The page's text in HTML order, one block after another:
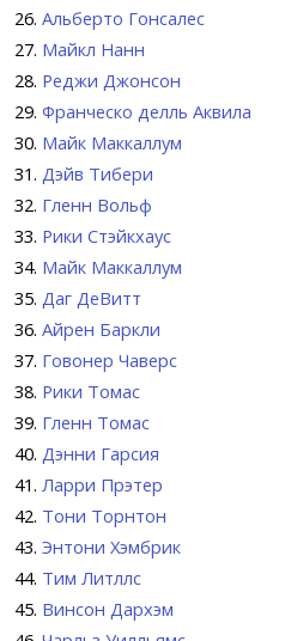
Альберто Гонсалес
Майкл Нанн
Реджи Джонсон
Франческо делль Аквила
Майк Маккаллум
Дэйв Тибери
Гленн Вольф
Рики Стэйкхаус
Майк Маккаллум
Даг ДеВитт
Айрен Баркли
Говонер Чаверс
Рики Томас
Гленн Томас
Дэнни Гарсия
Ларри Прэтер
Тони Торнтон
Энтони Хэмбрик
Тим Литллс
Винсон Дархэм